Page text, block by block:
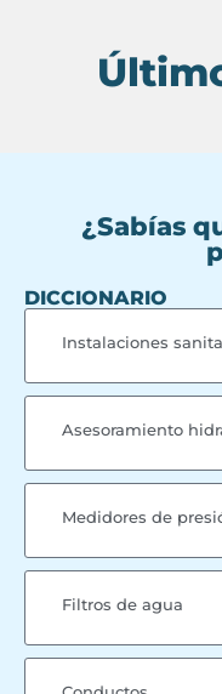
¿Sabías
DICCIONARIO
Instalaciones
Asesoramiento
Medidores de
Filtros de agua